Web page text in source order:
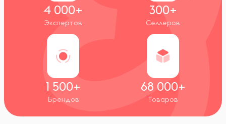
4 000+
Экспертов
300+
Селлеров
1 500+
Брендов
68 000+
Товаров